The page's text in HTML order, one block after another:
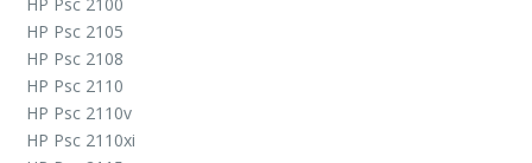
HP Psc 2105
HP Psc 2108
HP Psc 2110
HP Psc 2110v
HP Psc 2110xi